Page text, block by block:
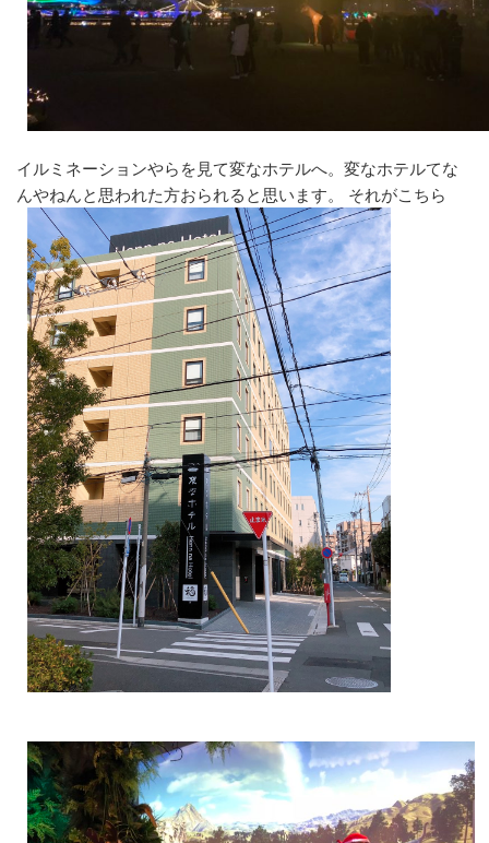
イルミネーションやらを見て変なホテルへ。変なホテルてな
んやねんと思われた方おられると思います。 それがこちら